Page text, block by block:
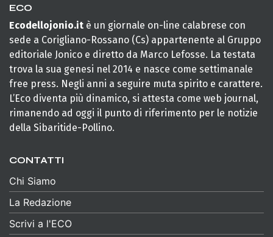
ECO
Ecodellojonio.it è un giornale on-line calabrese con
sede a Corigliano-Rossano (Cs) appartenente al Gruppo
editoriale Jonico e diretto da Marco Lefosse. La testata
trova la sua genesi nel 2014 e nasce come settimanale
free press. Negli anni a seguire muta spirito e carattere.
L’Eco diventa più dinamico, si attesta come web journal,
rimanendo ad oggi il punto di riferimento per le notizie
della Sibaritide-Pollino.
CONTATTI
Chi Siamo
La Redazione
Scrivi a l'ECO